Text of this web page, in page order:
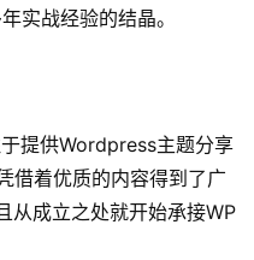
实战经验的结晶。
提供Wordpress主题分享
借着优质的内容得到了广
从成立之处就开始承接WP